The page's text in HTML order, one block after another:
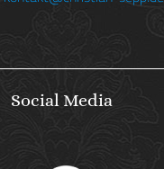
Social Media